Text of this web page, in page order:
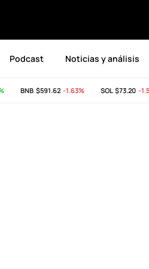
Podcast Noticias y análisis
BNB$591.62 -1.63% SOL$73.20 -1.53%